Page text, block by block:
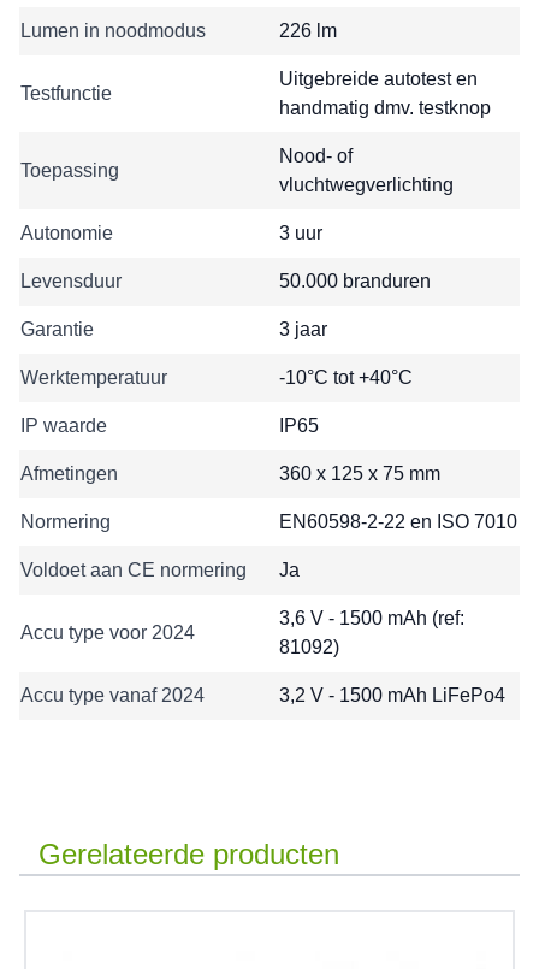
Lumen in noodmodus 226 lm
Testfunctie
Uitgebreide autotest en
handmatig dmv. testknop
Toepassing
Nood- of
vluchtwegverlichting
Autonomie 3 uur
Levensduur 50.000 branduren
Garantie 3 jaar
Werktemperatuur -10°C tot +40°C
IP waarde IP65
Afmetingen 360 x 125 x 75 mm
Normering EN60598-2-22 en ISO 7010
Voldoet aan CE normering Ja
Accu type voor 2024
3,6 V - 1500 mAh (ref:
81092)
Accu type vanaf 2024 3,2 V - 1500 mAh LiFePo4
Gerelateerde producten